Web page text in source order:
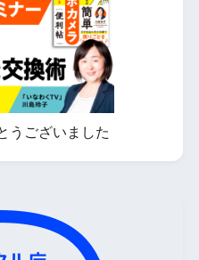
うございました